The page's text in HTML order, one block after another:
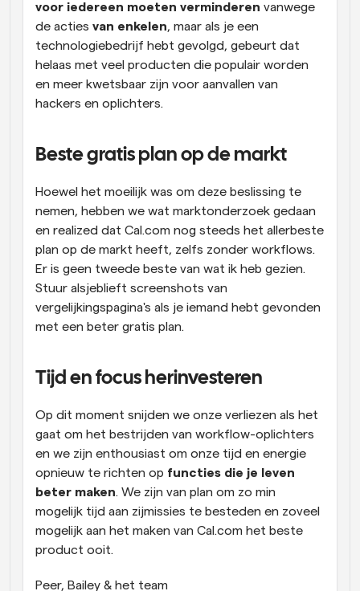
voor iedereen moeten verminderen vanwege
de acties van enkelen, maar als je een
technologiebedrijf hebt gevolgd, gebeurt dat
helaas met veel producten die populair worden
en meer kwetsbaar zijn voor aanvallen van
hackers en oplichters.
Beste gratis plan op de markt
Hoewel het moeilijk was om deze beslissing te
nemen, hebben we wat marktonderzoek gedaan
en realized dat Cal.com nog steeds het allerbeste
plan op de markt heeft, zelfs zonder workflows.
Er is geen tweede beste van wat ik heb gezien.
Stuur alsjeblieft screenshots van
vergelijkingspagina's als je iemand hebt gevonden
met een beter gratis plan.
Tijd en focus herinvesteren
Op dit moment snijden we onze verliezen als het
gaat om het bestrijden van workflow-oplichters
en we zijn enthousiast om onze tijd en energie
opnieuw te richten op functies die je leven
beter maken. We zijn van plan om zo min
mogelijk tijd aan zijmissies te besteden en zoveel
mogelijk aan het maken van Cal.com het beste
product ooit.
Peer, Bailey & het team